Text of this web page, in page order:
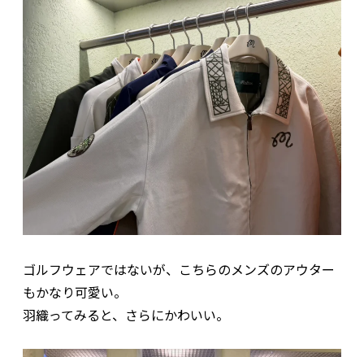
ゴルフウェアではないが、こちらのメンズのアウター
もかなり可愛い。
羽織ってみると、さらにかわいい。